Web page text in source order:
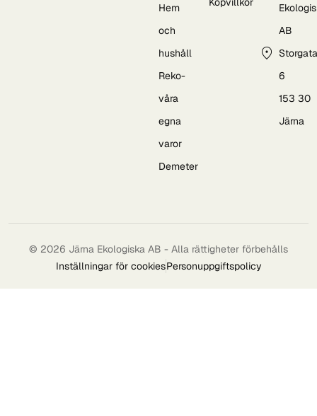
Hem
och
hushåll
Reko-
våra
egna
varor
Demeter
AB
6
153 30
Järna
© 2026 Järna Ekologiska AB - Alla rättigheter förbehålls
Inställningar för cookiesPersonuppgiftspolicy